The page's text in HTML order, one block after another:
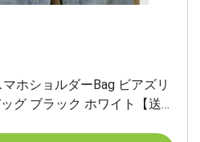
マホショルダーBag ビアズリ
グ ブラック ホワイト【送料